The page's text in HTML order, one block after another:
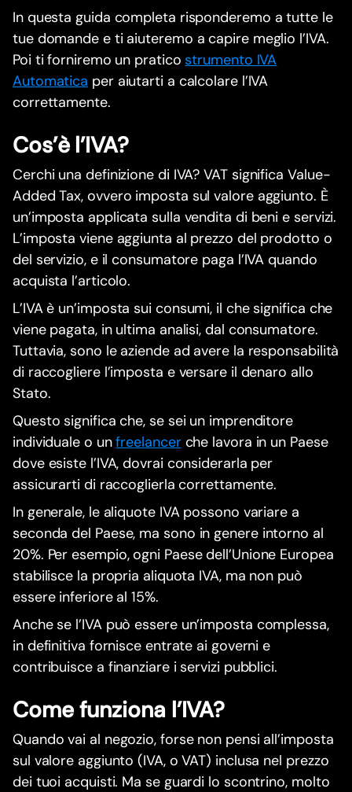
In questa guida completa risponderemo a tutte le
tue domande e ti aiuteremo a capire meglio l’IVA.
Poi ti forniremo un praticostrumento IVA
Automatica per aiutarti a calcolare l’IVA
correttamente.
Cos’è l’IVA?
Cerchi una definizione di IVA? VAT significa Value-
Added Tax, ovvero imposta sul valore aggiunto. È
un’imposta applicata sulla vendita di beni e servizi.
L’imposta viene aggiunta al prezzo del prodotto o
del servizio, e il consumatore paga l’IVA quando
acquista l’articolo.
L’IVA è un’imposta sui consumi, il che significa che
viene pagata, in ultima analisi, dal consumatore.
Tuttavia, sono le aziende ad avere la responsabilità
di raccogliere l’imposta e versare il denaro allo
Stato.
Questo significa che, se sei un imprenditore
individuale o unfreelancerche lavora in un Paese
dove esiste l’IVA, dovrai considerarla per
assicurarti di raccoglierla correttamente.
In generale, le aliquote IVA possono variare a
seconda del Paese, ma sono in genere intorno al
20%. Per esempio, ogni Paese dell’Unione Europea
stabilisce la propria aliquota IVA, ma non può
essere inferiore al 15%.
Anche se l’IVA può essere un’imposta complessa,
in definitiva fornisce entrate ai governi e
contribuisce a finanziare i servizi pubblici.
Come funziona l’IVA?
Quando vai al negozio, forse non pensi all’imposta
sul valore aggiunto (IVA, o VAT) inclusa nel prezzo
dei tuoi acquisti. Ma se guardi lo scontrino, molto